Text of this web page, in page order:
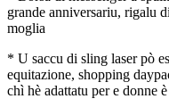
grande anniversariu, rigalu
moglia
* U saccu di sling laser pò
equitazione, shopping
chì hè adattatu per e donne